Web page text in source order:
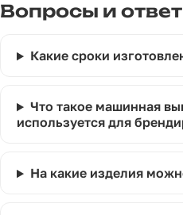
Вопросы и
Какие сроки
Что такое машинная
используется для
На какие изделия